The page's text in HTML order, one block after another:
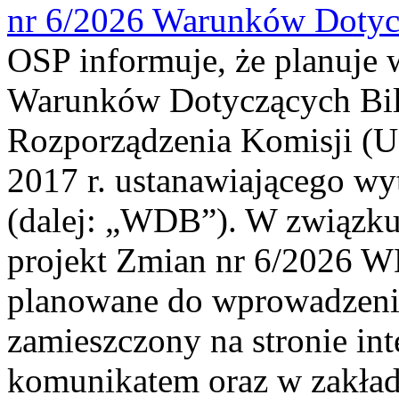
nr 6/2026 Warunków
OSP informuje, że planuje
Warunków Dotyczących
Rozporządzenia Komisji
2017 r. ustanawiającego
(dalej: „WDB”). W
projekt Zmian nr 6/2026
planowane do
zamieszczony na stronie
komunikatem oraz w